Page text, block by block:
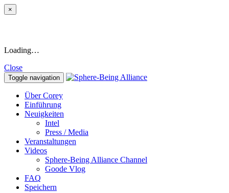
×
Loading…
Close
Toggle navigation
Über Corey
Einführung
Neuigkeiten
Intel
Press / Media
Veranstaltungen
Videos
Sphere-Being Alliance Channel
Goode Vlog
FAQ
Speichern